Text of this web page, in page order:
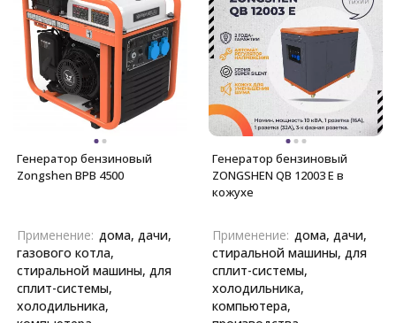
Генератор бензиновый
Zongshen BPB 4500
Применение: дома, дачи,
газового котла,
стиральной машины, для
сплит-системы,
холодильника,
Генератор бензиновый
ZONGSHEN QB 12003 E в
кожухе
Применение: дома, дачи,
стиральной машины, для
сплит-системы,
холодильника,
компьютера,